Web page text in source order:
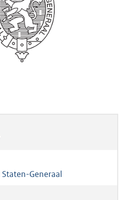
Generaal